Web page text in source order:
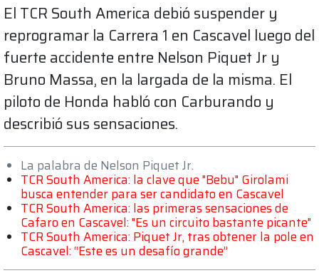
El TCR South America debió suspender y
reprogramar la Carrera 1 en Cascavel luego del
fuerte accidente entre Nelson Piquet Jr y
Bruno Massa, en la largada de la misma. El
piloto de Honda habló con Carburando y
describió sus sensaciones.
La palabra de Nelson Piquet Jr.
TCR South America: la clave que "Bebu" Girolami
busca entender para ser candidato en Cascavel
TCR South America: las primeras sensaciones de
Cafaro en Cascavel: "Es un circuito bastante picante"
TCR South America: Piquet Jr, tras obtener la pole en
Cascavel: “Este es un desafío grande”